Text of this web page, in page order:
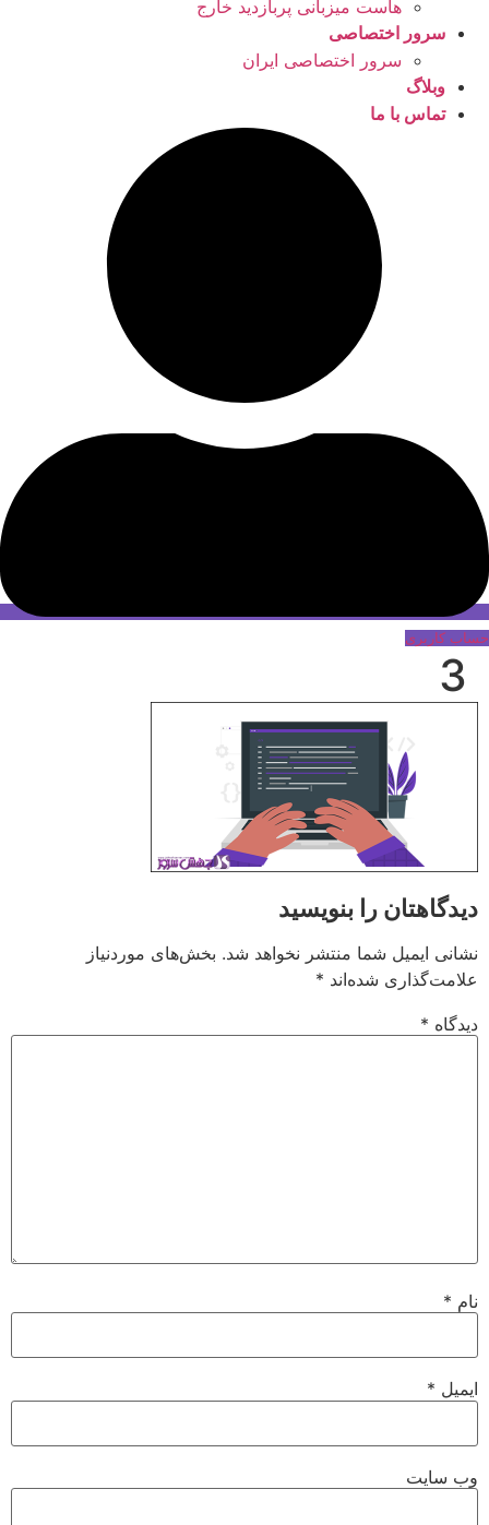
هاست میزبانی پربازدید خارج
سرور اختصاصی
سرور اختصاصی ایران
وبلاگ
تماس با ما
حساب کاربری
3
دیدگاهتان را بنویسید
نشانی ایمیل شما منتشر نخواهد شد. بخش‌های موردنیاز
علامت‌گذاری شده‌اند *
دیدگاه *
نام *
ایمیل *
وب‌ سایت